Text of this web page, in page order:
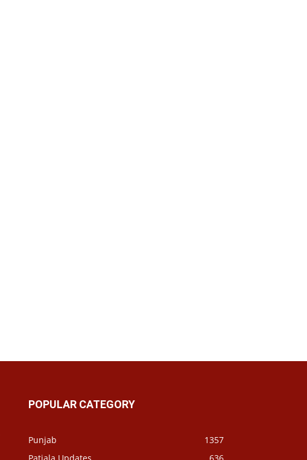
POPULAR CATEGORY
Punjab
1357
Patiala Updates
636